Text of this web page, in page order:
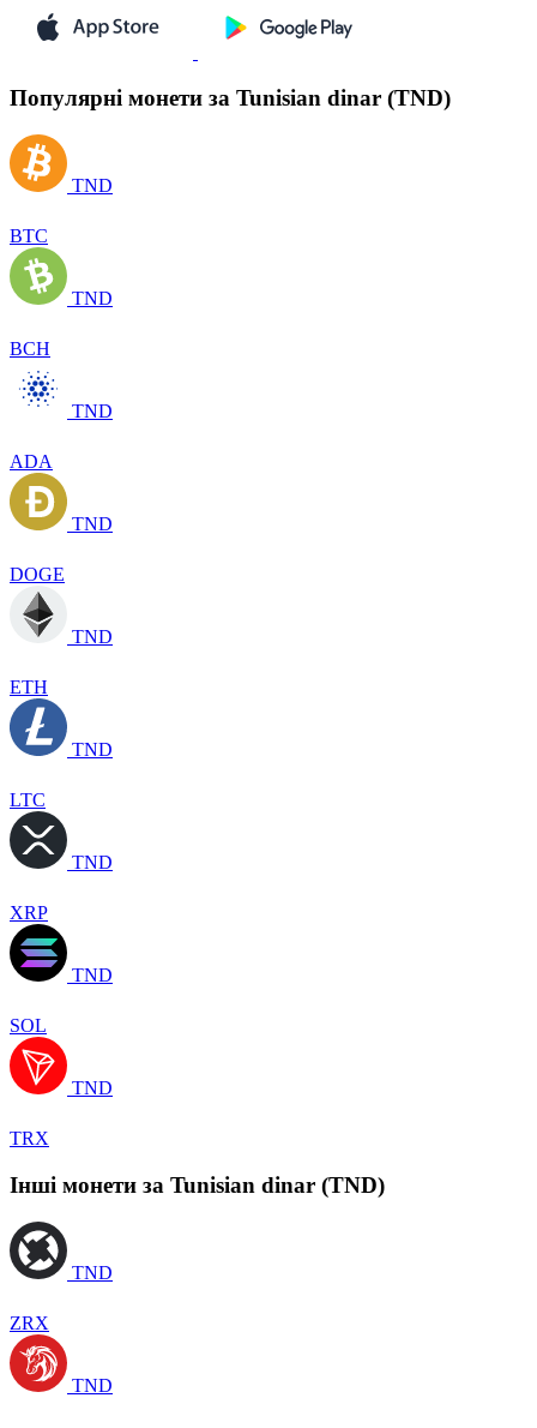
Популярні монети за Tunisian dinar (TND)
TND
BTC
TND
BCH
TND
ADA
TND
DOGE
TND
ETH
TND
LTC
TND
XRP
TND
SOL
TND
TRX
Інші монети за Tunisian dinar (TND)
TND
ZRX
TND